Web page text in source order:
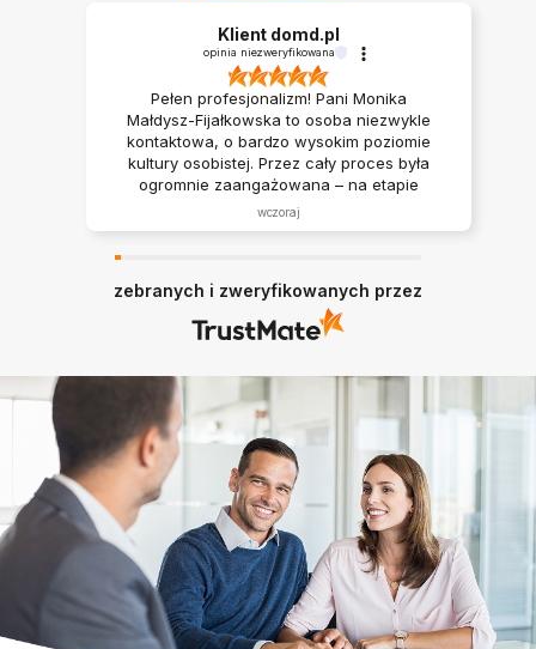
Klient domd.pl
opinia niezweryfikowana
Pełen profesjonalizm! Pani Monika
Małdysz-Fijałkowska to osoba niezwykle
kontaktowa, o bardzo wysokim poziomie
kultury osobistej. Przez cały proces była
ogromnie zaangażowana – na etapie
wyboru mieszkania cierpliwie wskazywała
nam różne możliwości i rozwiązania, co
Moniką każdemu, kto szuka doradcy z
pasją i świetnym podejściem do klienta!
wczoraj
zebranych i zweryfikowanych przez